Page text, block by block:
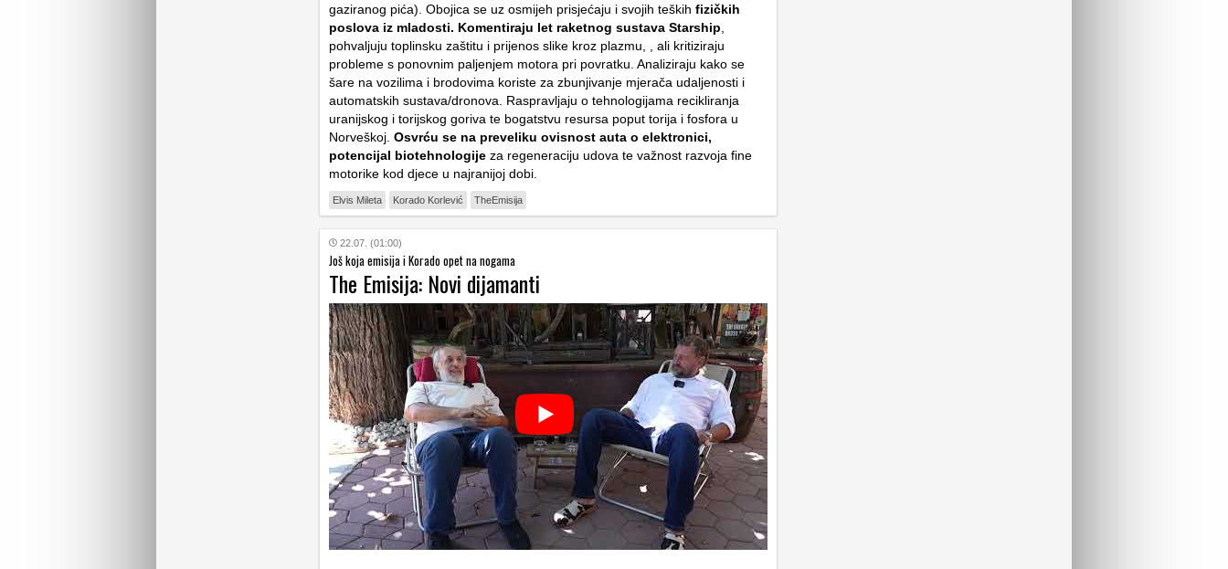
gaziranog pića). Obojica se uz osmijeh prisjećaju i svojih teških fizičkih
poslova iz mladosti. Komentiraju let raketnog sustava Starship
pohvaljuju toplinsku zaštitu i prijenos slike kroz plazmu, , ali kritiziraju
probleme s ponovnim paljenjem motora pri povratku. Analiziraju kako se
šare na vozilima i brodovima koriste za zbunjivanje mjerača udaljenosti i
automatskih sustava/dronova. Raspravljaju o tehnologijama recikliranja
uranijskog i torijskog goriva te bogatstvu resursa poput torija i fosfora u
Norveškoj. Osvrću se na preveliku ovisnost auta o elektronici,
potencijal biotehnologije za regeneraciju udova te važnost razvoja fine
motorike kod djece u najranijoj dobi.
Elvis Mileta Korado Korlević TheEmisija
22.07. (01:00)
Još koja emisija i Korado opet na nogama
The Emisija: Novi dijamanti